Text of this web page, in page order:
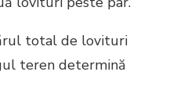
total de lovituri
teren determină